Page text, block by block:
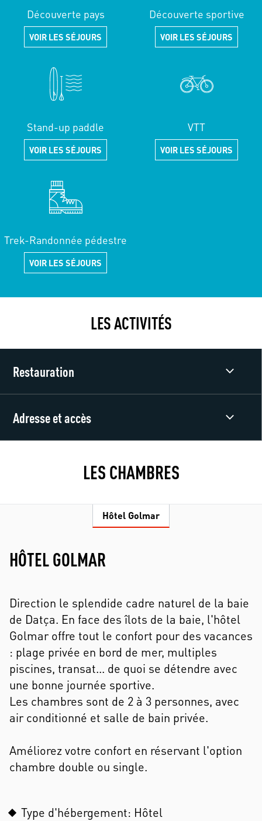
Découverte pays
VOIR LES SÉJOURS
Découverte sportive
VOIR LES SÉJOURS
Stand-up paddle
VOIR LES SÉJOURS
VTT
VOIR LES SÉJOURS
Trek-Randonnée pédestre
VOIR LES SÉJOURS
LES ACTIVITÉS
Restauration
Adresse et accès
LES CHAMBRES
Hôtel Golmar
HÔTEL GOLMAR
Direction le splendide cadre naturel de la baie
de Datça. En face des îlots de la baie, l'hôtel
Golmar offre tout le confort pour des vacances
: plage privée en bord de mer, multiples
piscines, transat... de quoi se détendre avec
une bonne journée sportive.
Les chambres sont de 2 à 3 personnes, avec
air conditionné et salle de bain privée.
Améliorez votre confort en réservant l'option
chambre double ou single.
Type d'hébergement: Hôtel